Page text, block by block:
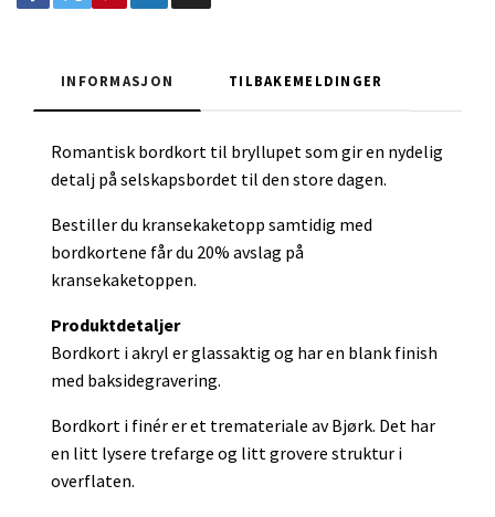
INFORMASJON TILBAKEMELDINGER
Romantisk bordkort til bryllupet som gir en nydelig
detalj på selskapsbordet til den store dagen.
Bestiller du kransekaketopp samtidig med
bordkortene får du 20% avslag på
kransekaketoppen.
Produktdetaljer
Bordkort i akryl er glassaktig og har en blank finish
med baksidegravering.
Bordkort i finér er et tremateriale av Bjørk. Det har
en litt lysere trefarge og litt grovere struktur i
overflaten.